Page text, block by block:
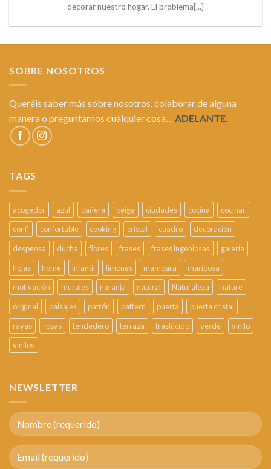
decorar nuestro hogar. El problema[...]
SOBRE NOSOTROS
Queréis saber más sobre nosotros, colaborar de alguna
manera o preguntarnos cualquier cosa… ADELANTE.
TAGS
acogedor azul bañera beige ciudades cocina
cocinar
confi
confortable cooking cristal cuadro
decoración
despensa
ducha flores frases frases ingeniosas
galería
hojas
home infantil limones mampara
mariposa
motivación
murales naranja natural Naturaleza
nature
original
paisajes patrón pattern puerta
puerta cristal
rayas
rosas tendedero terraza traslúcido verde
vinilo
vinilos
NEWSLETTER